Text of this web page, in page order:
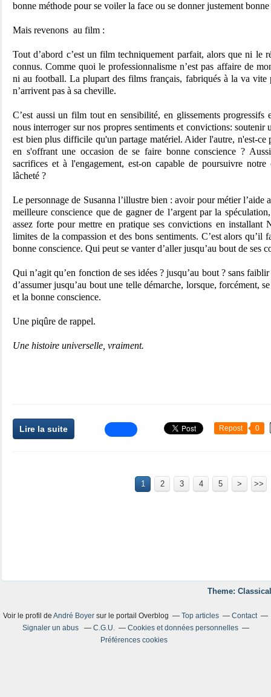
bonne méthode pour se voiler la face ou se donner justement
Mais revenons au film :
Tout d’abord c’est un film techniquement parfait, alors que ni le
connus. Comme quoi le professionnalisme n’est pas affaire de
ni au football. La plupart des films français, fabriqués à la va vite
n’arrivent pas à sa cheville.
C’est aussi un film tout en sensibilité, en glissements
nous interroger sur nos propres sentiments et convictions:
est bien plus difficile qu'un partage matériel. Aider l'autre, n'est-ce
en s'offrant une occasion de se faire bonne conscience ?
sacrifices et à l'engagement, est-on capable de poursuivre
lâcheté ?
Le personnage de Susanna l’illustre bien : avoir pour métier l’aide
meilleure conscience que de gagner de l’argent par la
assez forte pour mettre en pratique ses convictions en installant
limites de la compassion et des bons sentiments. C’est alors qu’il
bonne conscience. Qui peut se vanter d’aller jusqu’au bout de ses
Qui n’agit qu’en fonction de ses idées ? jusqu’au bout ? sans
d’assumer jusqu’au bout une telle démarche, lorsque, forcément,
et la bonne conscience.
Une piqûre de rappel.
Une histoire universelle, vraiment.
Lire la suite Repost 0
1 2 3 4 5 > >>
Theme:
Voir le profil de André Boyer sur le portail Overblog Top articles
Contact
Signaler un abus
C.G.U.
Cookies et données personnelles
Préférences cookies